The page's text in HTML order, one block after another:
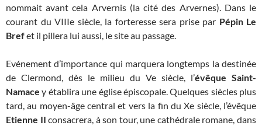
nommait avant cela Arvernis (la cité des Arvernes). Dans le
courant du VIIIe siècle, la forteresse sera prise par Pépin Le
Brefet il pillera lui aussi, le site au passage.
Evénement d’importance qui marquera longtemps la destinée
de Clermond, dès le milieu du Ve siècle, l’évêque Saint-
Namace y établira une église épiscopale. Quelques siècles plus
tard, au moyen-âge central et vers la fin du Xe siècle, l’évêque
Etienne IIconsacrera, à son tour, une cathédrale romane, dans